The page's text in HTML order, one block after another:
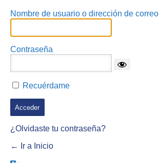
Nombre de usuario o dirección de correo
Contraseña
Recuérdame
¿Olvidaste tu contraseña?
← Ir a Inicio